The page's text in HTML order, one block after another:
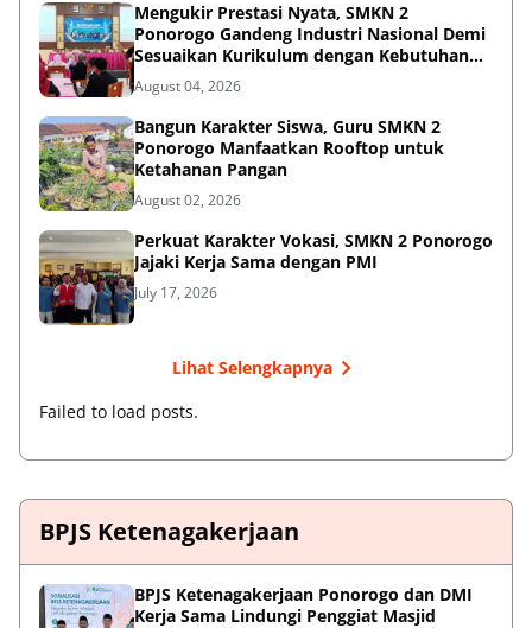
Mengukir Prestasi Nyata, SMKN 2
Ponorogo Gandeng Industri Nasional Demi
Sesuaikan Kurikulum dengan Kebutuhan
Dunia Kerja
August 04, 2026
Bangun Karakter Siswa, Guru SMKN 2
Ponorogo Manfaatkan Rooftop untuk
Ketahanan Pangan
August 02, 2026
Perkuat Karakter Vokasi, SMKN 2 Ponorogo
Jajaki Kerja Sama dengan PMI
July 17, 2026
Lihat Selengkapnya
Failed to load posts.
BPJS Ketenagakerjaan
BPJS Ketenagakerjaan Ponorogo dan DMI
Kerja Sama Lindungi Penggiat Masjid